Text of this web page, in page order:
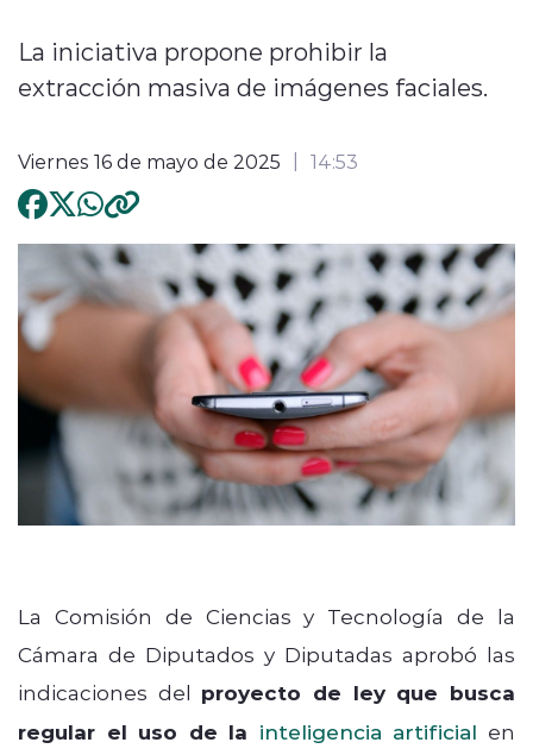
La iniciativa propone prohibir la
extracción masiva de imágenes faciales.
Viernes 16 de mayo de 2025 14:53
La Comisión de Ciencias y Tecnología de la
Cámara de Diputados y Diputadas aprobó las
indicaciones del proyecto de ley que busca
regular el uso de la inteligencia artificial en